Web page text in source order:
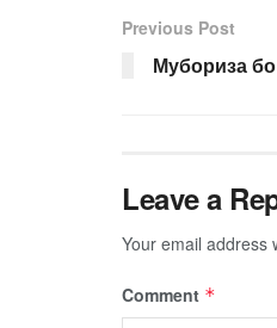
Previous Post
Мубориза
Leave a
Your email address
Comment *